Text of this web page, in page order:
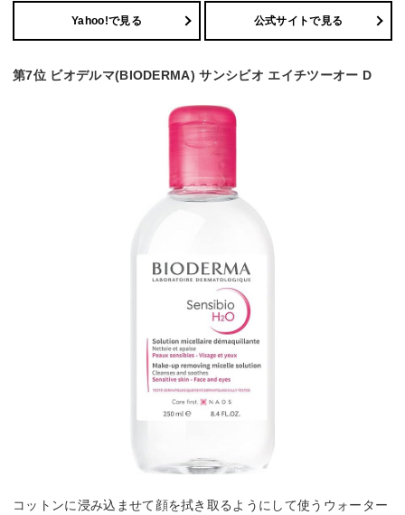
Yahoo!で見る 公式サイトで見る
第7位 ビオデルマ(BIODERMA) サンシビオ エイチツーオー D
コットンに浸み込ませて顔を拭き取るようにして使うウォーター